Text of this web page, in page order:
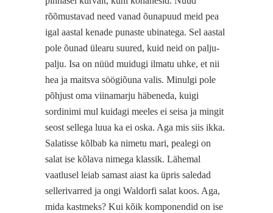
rõõmustavad need vanad õunapuud meid pea
igal aastal kenade punaste ubinatega. Sel aastal
pole õunad ülearu suured, kuid neid on palju-
palju. Isa on nüüd muidugi ilmatu uhke, et nii
hea ja maitsva söögiõuna valis. Minulgi pole
põhjust oma viinamarju häbeneda, kuigi
sordinimi mul kuidagi meeles ei seisa ja mingit
seost sellega luua ka ei oska. Aga mis siis ikka.
Salatisse kõlbab ka nimetu mari, pealegi on
salat ise kõlava nimega klassik. Lähemal
vaatlusel leiab samast aiast ka üpris saledad
sellerivarred ja ongi Waldorfi salat koos. Aga,
mida kastmeks? Kui kõik komponendid on ise